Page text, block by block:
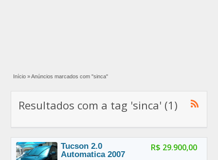
Início » Anúncios marcados com "sinca"
Resultados com a tag 'sinca' (1)
R$ 29.900,00
Tucson 2.0
Automatica 2007